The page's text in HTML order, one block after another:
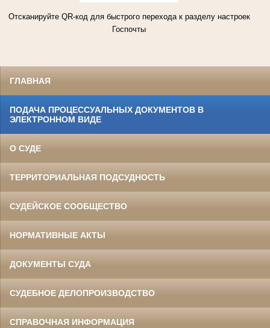
Отсканируйте QR-код для быстрого перехода к разделу настроек
Госпочты
ГЛАВНАЯ
ПОДАЧА ПРОЦЕССУАЛЬНЫХ ДОКУМЕНТОВ В
ЭЛЕКТРОННОМ ВИДЕ
О СУДЕ
ТЕРРИТОРИАЛЬНАЯ ПОДСУДНОСТЬ
СУДЕЙСКОЕ СООБЩЕСТВО
НОРМАТИВНЫЕ АКТЫ
ДОКУМЕНТЫ СУДА
СУДЕБНОЕ ДЕЛОПРОИЗВОДСТВО
СПРАВОЧНАЯ ИНФОРМАЦИЯ